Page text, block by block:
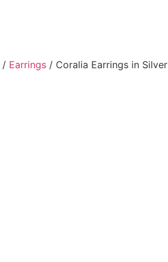
/ Earrings / Coralia Earrings in Silver